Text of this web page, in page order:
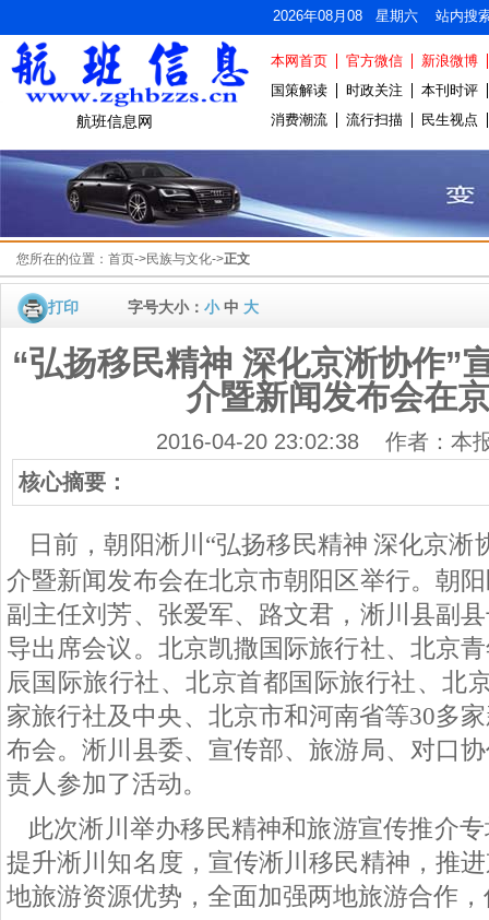
2026年08月08 星期六 站内搜
航班信息网
本网首页 官方微信
新浪微博
国策解读
时政关注
本刊时评
消费潮流
流行扫描 民生视点
您所在的位置： 首页->民族与文化->正文
打印 字号大小： 小中 大
“弘扬移民精神 深化京淅协作”
介暨新闻发布会在
2016-04-20 23:02:38 作者：本
核心摘要：
日前 ，朝阳淅川“弘扬移民精神 深化京淅
介暨新闻发布会在北京市朝阳区举行。朝
副主任刘芳、张爱军、路文君，淅川县副
导出席会议。 北京凯撒国际旅行社、北京
辰国际旅行社、北京首都国际旅行社、北
家旅行社及中央、北京市和河南省等30多
布会。淅川县委、宣传部、旅游局、对口
责人参加了活动。
此次淅川举办移民精神和旅游宣传推介
提升淅川知名度，宣传淅川移民精神，推
地旅游资源优势，全面加强两地旅游合作